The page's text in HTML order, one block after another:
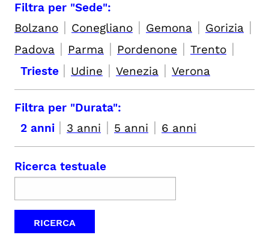
Filtra per "Sede":
Bolzano | Conegliano | Gemona | Gorizia |
Padova | Parma | Pordenone | Trento |
Trieste | Udine | Venezia | Verona
Filtra per "Durata":
2 anni | 3 anni | 5 anni | 6 anni
Ricerca testuale